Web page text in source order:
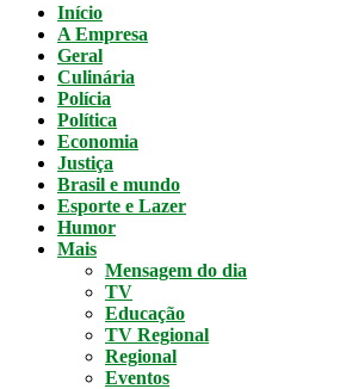
Início
A Empresa
Geral
Culinária
Polícia
Política
Economia
Justiça
Brasil e mundo
Esporte e Lazer
Humor
Mais
Mensagem do dia
TV
Educação
TV Regional
Regional
Eventos